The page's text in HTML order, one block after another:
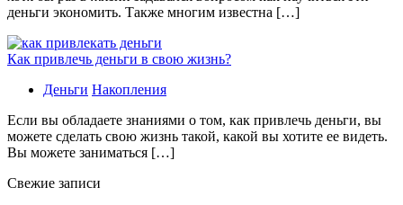
деньги экономить. Также многим известна […]
Как привлечь деньги в свою жизнь?
Деньги Накопления
Если вы обладаете знаниями о том, как привлечь деньги, вы
можете сделать свою жизнь такой, какой вы хотите ее видеть.
Вы можете заниматься […]
Свежие записи